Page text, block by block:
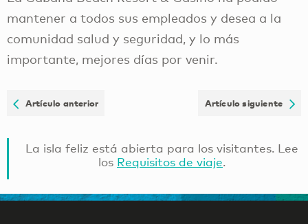
mantener a todos sus empleados y desea a la
comunidad salud y seguridad, y lo más
importante, mejores días por venir.
Artículo anterior Artículo siguiente
La isla feliz está abierta para los visitantes. Lee
los Requisitos de viaje.